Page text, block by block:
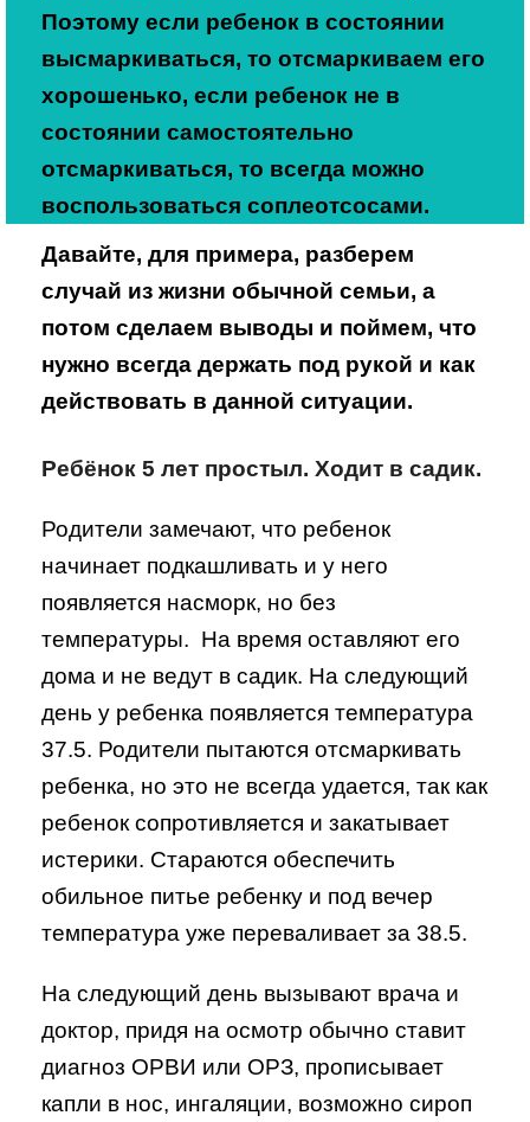
Поэтому если ребенок в состоянии
высмаркиваться, то отсмаркиваем его
хорошенько, если ребенок не в
состоянии самостоятельно
отсмаркиваться, то всегда можно
воспользоваться соплеотсосами.
Давайте, для примера, разберем
случай из жизни обычной семьи, а
потом сделаем выводы и поймем, что
нужно всегда держать под рукой и как
действовать в данной ситуации.
Ребёнок 5 лет простыл. Ходит в садик.
Родители замечают, что ребенок
начинает подкашливать и у него
появляется насморк, но без
температуры. На время оставляют его
дома и не ведут в садик. На следующий
день у ребенка появляется температура
37.5. Родители пытаются отсмаркивать
ребенка, но это не всегда удается, так как
ребенок сопротивляется и закатывает
истерики. Стараются обеспечить
обильное питье ребенку и под вечер
температура уже переваливает за 38.5.
На следующий день вызывают врача и
доктор, придя на осмотр обычно ставит
диагноз ОРВИ или ОРЗ, прописывает
капли в нос, ингаляции, возможно сироп